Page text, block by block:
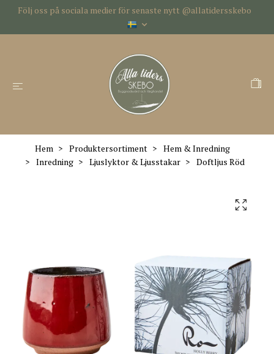
Följ oss på sociala medier för senaste nytt @allatidersskebo
Hem Produktersortiment
Hem & Inredning
Inredning
Ljuslyktor & Ljusstakar Doftljus Röd